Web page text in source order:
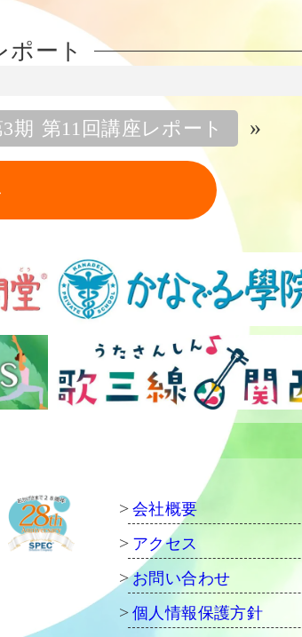
ポート
期 第11回講座レポート »
会社概要
アクセス
お問い合わせ
個人情報保護方針